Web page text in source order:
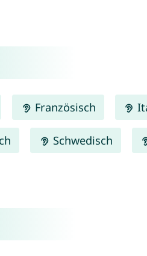
Französisch
Schwedisch